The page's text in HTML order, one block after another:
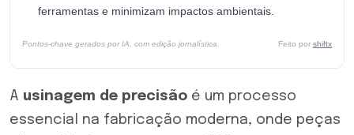
ferramentas e minimizam impactos ambientais.
Pontos-chave gerados por IA, com edição jornalística. Feito por shiftx
A usinagem de precisão é um processo
essencial na fabricação moderna, onde peças